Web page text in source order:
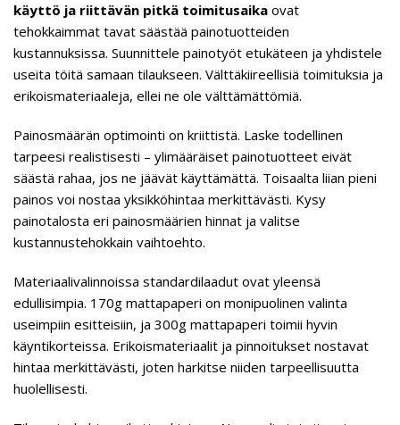
käyttö ja riittävän pitkä toimitusaika ovat
tehokkaimmat tavat säästää painotuotteiden
kustannuksissa. Suunnittele painotyöt etukäteen ja yhdistele
useita töitä samaan tilaukseen. Välttäkiireellisiä toimituksia ja
erikoismateriaaleja, ellei ne ole välttämättömiä.
Painosmäärän optimointi on kriittistä. Laske todellinen
tarpeesi realistisesti – ylimääräiset painotuotteet eivät
säästä rahaa, jos ne jäävät käyttämättä. Toisaalta liian pieni
painos voi nostaa yksikköhintaa merkittävästi. Kysy
painotalosta eri painosmäärien hinnat ja valitse
kustannustehokkain vaihtoehto.
Materiaalivalinnoissa standardilaadut ovat yleensä
edullisimpia. 170g mattapaperi on monipuolinen valinta
useimpiin esitteisiin, ja 300g mattapaperi toimii hyvin
käyntikorteissa. Erikoismateriaalit ja pinnoitukset nostavat
hintaa merkittävästi, joten harkitse niiden tarpeellisuutta
huolellisesti.